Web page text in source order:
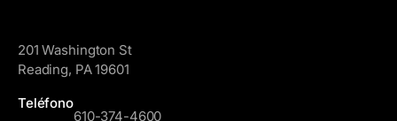
201 Washington St
Reading, PA 19601
Teléfono
610-374-4600